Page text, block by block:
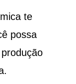
te
possa